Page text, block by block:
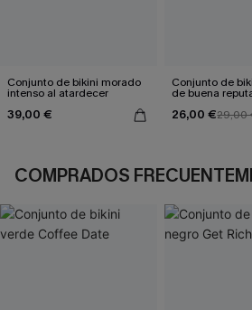
Conjunto de bikini morado
intenso al atardecer
39,00 €
Conjunto de
de buena
26,00 €29,00
COMPRADOS